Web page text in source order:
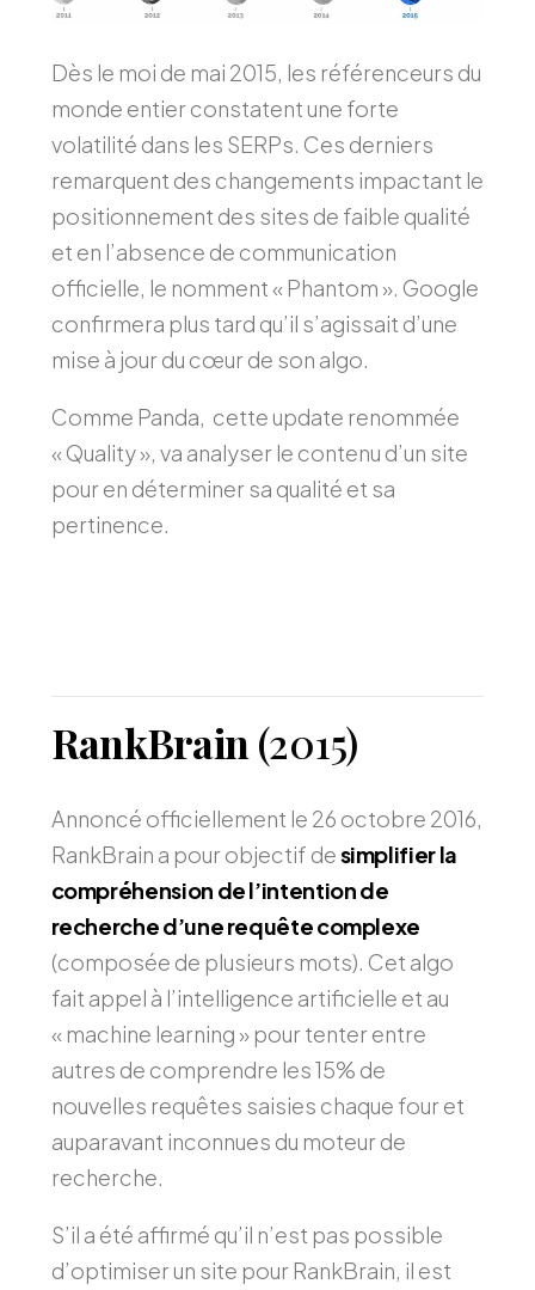
Dès le moi de mai 2015, les référenceurs du
monde entier constatent une forte
volatilité dans les SERPs. Ces derniers
remarquent des changements impactant le
positionnement des sites de faible qualité
et en l’absence de communication
officielle, le nomment « Phantom ». Google
confirmera plus tard qu’il s’agissait d’une
mise à jour du cœur de son algo.
Comme Panda, cette update renommée
« Quality », va analyser le contenu d’un site
pour en déterminer sa qualité et sa
pertinence.
RankBrain(2015)
Annoncé officiellement le 26 octobre 2016,
RankBrain a pour objectif desimplifier la
compréhension de l’intention de
recherche d’une requête complexe
(composée de plusieurs mots). Cet algo
fait appel à l’intelligence artificielle et au
« machine learning » pour tenter entre
autres de comprendre les 15% de
nouvelles requêtes saisies chaque four et
auparavant inconnues du moteur de
recherche.
S’il a été affirmé qu’il n’est pas possible
d’optimiser un site pour RankBrain, il est